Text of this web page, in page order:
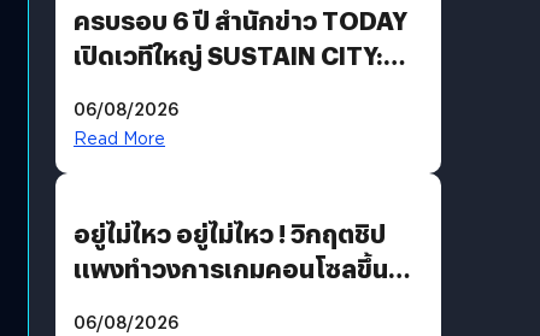
ครบรอบ 6 ปี สำนักข่าว TODAY
เปิดเวทีใหญ่ SUSTAIN CITY:
แนวทางปรับตัวสู่เศรษฐกิจสี
06/08/2026
Read More
อยู่ไม่ไหว อยู่ไม่ไหว ! วิกฤตชิป
แพงทำวงการเกมคอนโซลขึ้น
06/08/2026